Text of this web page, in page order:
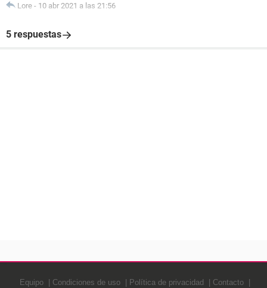
Lore - 10 abr 2021 a las 21:56
5 respuestas
Equipo Condiciones de uso Política de privacidad Contacto